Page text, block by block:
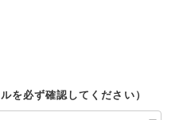
を必ず確認してください）